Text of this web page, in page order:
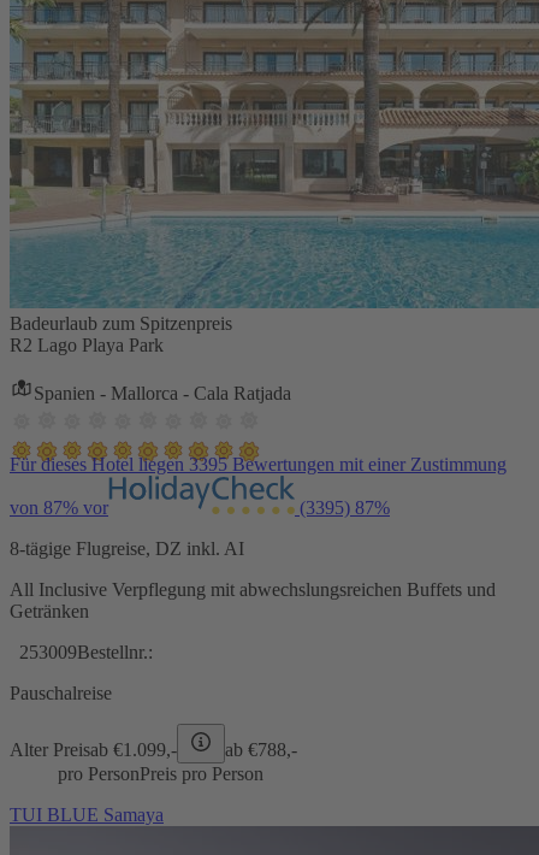
Badeurlaub zum Spitzenpreis
R2 Lago Playa Park
Spanien - Mallorca - Cala Ratjada
Für dieses Hotel liegen 3395 Bewertungen mit einer Zustimmung
von 87% vor (3395) 87%
8-tägige Flugreise, DZ inkl. AI
All Inclusive Verpflegung mit abwechslungsreichen Buffets und
Getränken
253009Bestellnr.:
Pauschalreise
Alter Preisab €1.099,- ab €788,-
pro PersonPreis pro Person
TUI BLUE Samaya